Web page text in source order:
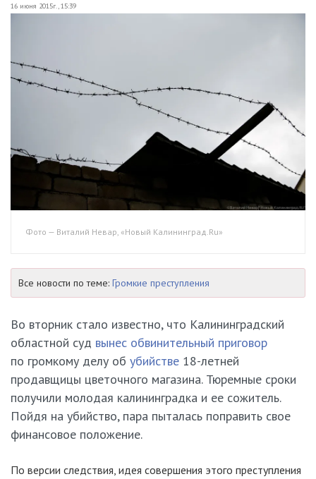
16 июня 2015г., 15:39
Фото — Виталий Невар, «Новый Калининград.Ru»
Все новости по теме: Громкие преступления
Во вторник стало известно, что Калининградский
областной суд вынес обвинительный приговор
по громкому делу об убийстве 18-летней
продавщицы цветочного магазина. Тюремные сроки
получили молодая калининградка и ее сожитель.
Пойдя на убийство, пара пыталась поправить свое
финансовое положение.
По версии следствия, идея совершения этого преступления